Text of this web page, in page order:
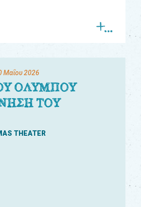
Μαΐου 2026
ΟΛΥΜΠΟΥ
ΤΟΥ
THEATER